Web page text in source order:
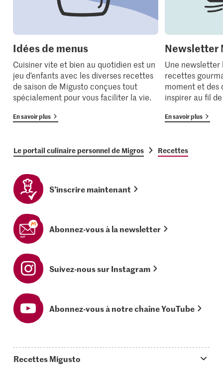
Idées de menus
Cuisiner vite et bien au quotidien est un
jeu d’enfants avec les diverses recettes
de saison de Migusto conçues tout
spécialement pour vous faciliter la vie.
En savoir plus
Newsletter
Une newsletter
recettes
moment et des
inspirer au fil
En savoir plus
Le portail culinaire personnel de Migros Recettes
S’inscrire maintenant
Abonnez-vous à la newsletter
Suivez-nous sur Instagram
Abonnez-vous à notre chaîne YouTube
Recettes Migusto